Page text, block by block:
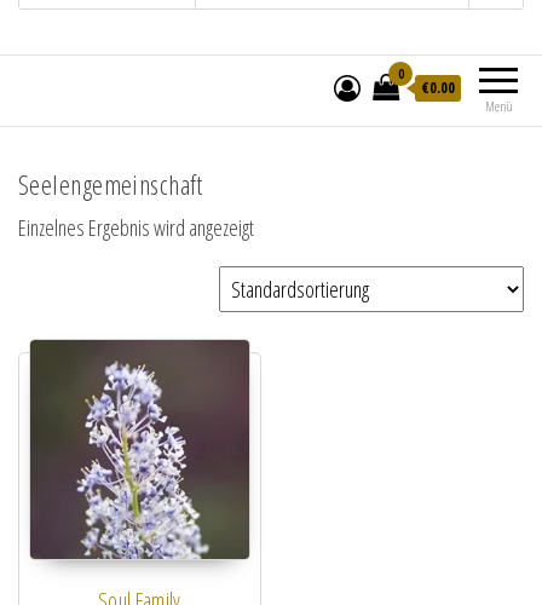
Menü
0
€0.00
Seelengemeinschaft
Einzelnes Ergebnis wird angezeigt